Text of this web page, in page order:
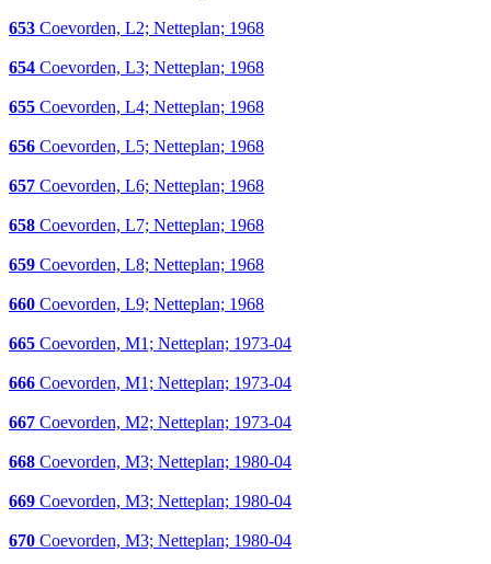
653 Coevorden, L2; Netteplan; 1968
654 Coevorden, L3; Netteplan; 1968
655 Coevorden, L4; Netteplan; 1968
656 Coevorden, L5; Netteplan; 1968
657 Coevorden, L6; Netteplan; 1968
658 Coevorden, L7; Netteplan; 1968
659 Coevorden, L8; Netteplan; 1968
660 Coevorden, L9; Netteplan; 1968
665 Coevorden, M1; Netteplan; 1973-04
666 Coevorden, M1; Netteplan; 1973-04
667 Coevorden, M2; Netteplan; 1973-04
668 Coevorden, M3; Netteplan; 1980-04
669 Coevorden, M3; Netteplan; 1980-04
670 Coevorden, M3; Netteplan; 1980-04